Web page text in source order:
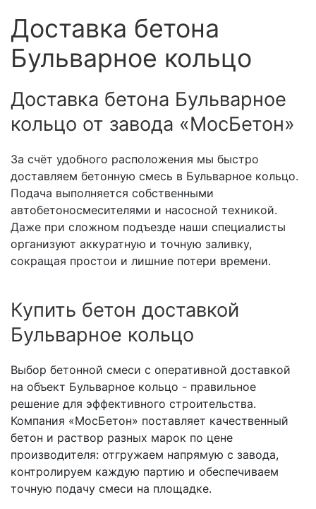
Доставка бетона
Бульварное кольцо
Доставка бетона Бульварное
кольцо от завода «МосБетон»
За счёт удобного расположения мы быстро
доставляем бетонную смесь в Бульварное кольцо.
Подача выполняется собственными
автобетоносмесителями и насосной техникой.
Даже при сложном подъезде наши специалисты
организуют аккуратную и точную заливку,
сокращая простои и лишние потери времени.
Купить бетон доставкой
Бульварное кольцо
Выбор бетонной смеси с оперативной доставкой
на объект Бульварное кольцо - правильное
решение для эффективного строительства.
Компания «МосБетон» поставляет качественный
бетон и раствор разных марок по цене
производителя: отгружаем напрямую с завода,
контролируем каждую партию и обеспечиваем
точную подачу смеси на площадке.